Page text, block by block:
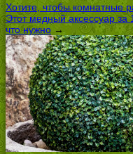
Хотите, чтобы комнатные
Этот медный аксессуар за
что нужно →